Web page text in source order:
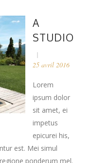
A
STUDIO
25 avril 2016
Lorem
ipsum dolor
sit amet, ei
impetus
epicurei his,
est. Mei simul
ponderum mel.